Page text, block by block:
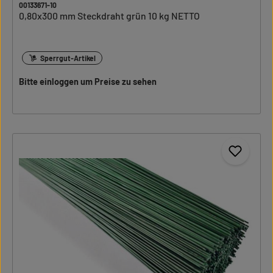
00133671-10
0,80x300 mm Steckdraht grün 10 kg NETTO
Sperrgut-Artikel
Bitte einloggen um Preise zu sehen